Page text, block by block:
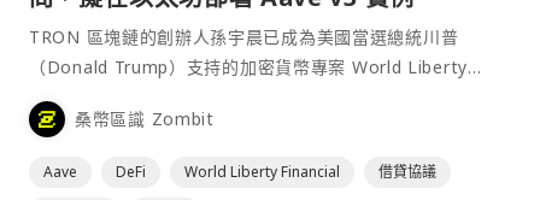
TRON 區塊鏈的創辦人孫宇晨已成為美國當選總統川普
（Donald Trump）支持的加密貨幣專案 World Liberty
Financial 的顧問。僅在一天前，孫宇晨才⋯
桑幣區識 Zombit
Aave DeFi World Liberty Financial
借貸協議